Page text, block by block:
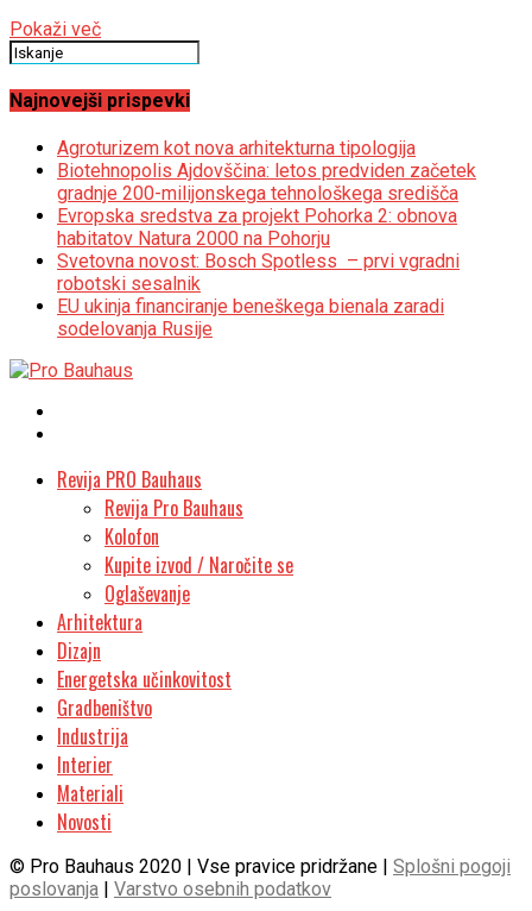
Pokaži več
Najnovejši prispevki
Agroturizem kot nova arhitekturna tipologija
Biotehnopolis Ajdovščina: letos predviden začetek
gradnje 200-milijonskega tehnološkega središča
Evropska sredstva za projekt Pohorka 2: obnova
habitatov Natura 2000 na Pohorju
Svetovna novost: Bosch Spotless – prvi vgradni
robotski sesalnik
EU ukinja financiranje beneškega bienala zaradi
sodelovanja Rusije
Revija PRO Bauhaus
Revija Pro Bauhaus
Kolofon
Kupite izvod / Naročite se
Oglaševanje
Arhitektura
Dizajn
Energetska učinkovitost
Gradbeništvo
Industrija
Interier
Materiali
Novosti
© Pro Bauhaus 2020 | Vse pravice pridržane | Splošni pogoji
poslovanja
Varstvo osebnih podatkov